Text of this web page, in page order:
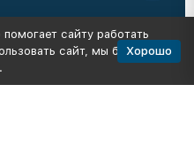
сайту работать
сайт, мы будемХорошо